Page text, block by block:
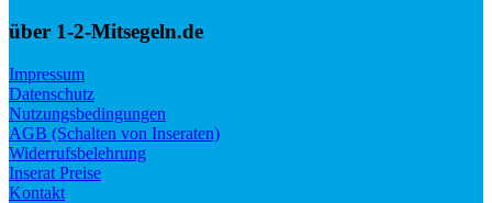
über 1-2-Mitsegeln.de
Impressum
Datenschutz
Nutzungsbedingungen
AGB (Schalten von Inseraten)
Widerrufsbelehrung
Inserat Preise
Kontakt